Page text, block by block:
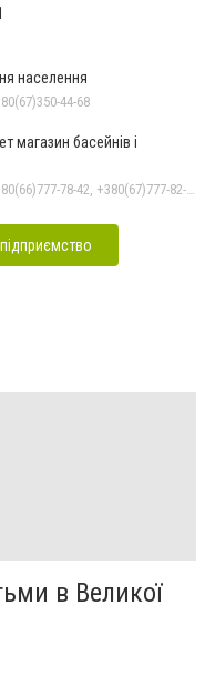
населення
44-68
магазин басейнів і
в Великої